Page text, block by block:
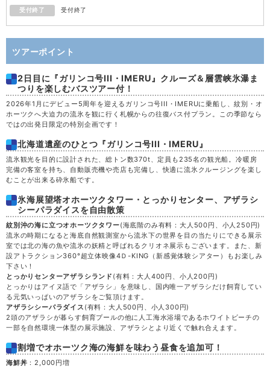
日 16
月 17
火 18
水
木 20
金 21
土 22
日 23
月
火 25
水 26
木 27
受付終了 受付終了
ツアーポイント
2日目に『ガリンコ号III・IMERU』クルーズ＆層雲峡氷瀑ま
つりを楽しむバスツアー付！
2026年1月にデビュー5周年を迎えるガリンコ号III・IMERUに乗船し、紋別・オ
ホーツクへ大迫力の流氷を観に行く札幌からの往復バス付プラン。この季節なら
ではの出発日限定の特別企画です！
北海道遺産のひとつ『ガリンコ号III・IMERU』
流氷観光を目的に設計された、総トン数370t、定員も235名の観光船。冷暖房
完備の客室を持ち、自動販売機や売店も完備し、快適に流氷クルージングを楽し
むことが出来る砕氷船です。
氷海展望塔オホーツクタワー・とっかりセンター、アザラシ
シーパラダイスを自由散策
紋別沖の海に立つオホーツクタワー(海底階のみ有料：大人500円、小人250円)
流氷の時期になると海底自然観測室から流氷下の世界を目の当たりにできる展示
室では北の海の魚や流氷の妖精と呼ばれるクリオネ展示もございます。また、新
設アトラクション360°超立体映像4Ｄ-KING（新感覚体験シアター）もお楽しみ
下さい！
とっかりセンターアザラシランド (有料：大人400円、小人200円)
とっかりはアイヌ語で「アザラシ」を意味し、国内唯一アザラシだけ飼育してい
る元気いっぱいのアザラシをご覧頂けます。
アザラシシーパラダイス (有料：大人500円、小人300円)
2頭のアザラシが暮らす飼育プールの他に人工海水浴場であるホワイトビーチの
一部を自然環境一体型の展示施設、アザラシとより近くで触れ合えます。
割増でオホーツク海の海鮮を味わう昼食を追加可！
海鮮丼 ：2,000円増